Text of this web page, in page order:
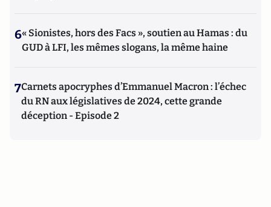
6« Sionistes, hors des Facs », soutien au Hamas : du
GUD à LFI, les mêmes slogans, la même haine
7Carnets apocryphes d’Emmanuel Macron : l’échec
du RN aux législatives de 2024, cette grande
déception - Episode 2